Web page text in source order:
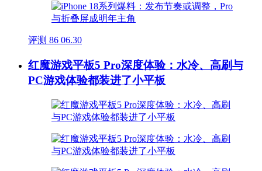
评测 86 06.30
红魔游戏平板5 Pro深度体验：水冷、高刷与
PC游戏体验都装进了小平板